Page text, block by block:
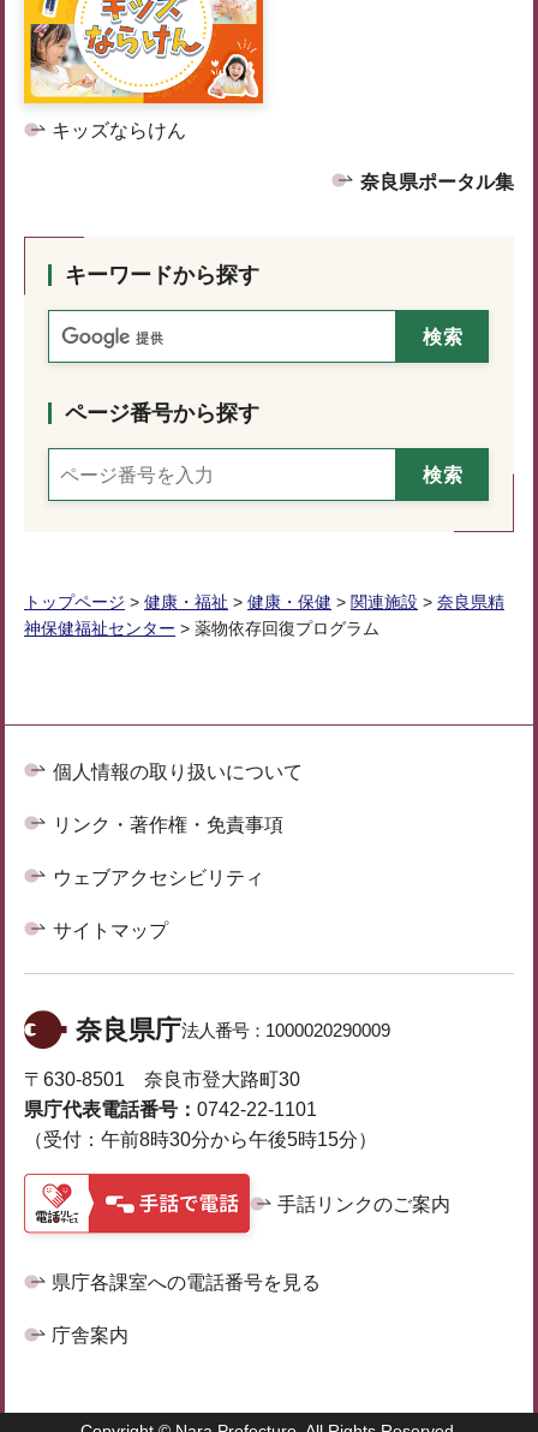
キッズならけん
奈良県ポータル集
キーワードから探す
ページ番号から探す
トップページ > 健康・福祉 > 健康・保健 > 関連施設 > 奈良県精
神保健福祉センター > 薬物依存回復プログラム
個人情報の取り扱いについて
リンク・著作権・免責事項
ウェブアクセシビリティ
サイトマップ
奈良県庁法人番号： 1000020290009
〒630-8501 奈良市登大路町30
県庁代表電話番号： 0742-22-1101
（受付：午前8時30分から午後5時15分）
手話リンクのご案内
県庁各課室への電話番号を見る
庁舎案内